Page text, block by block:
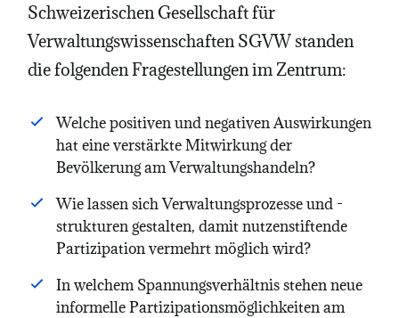
Schweizerischen Gesellschaft für
Verwaltungswissenschaften SGVW standen
die folgenden Fragestellungen im Zentrum:
Welche positiven und negativen Auswirkungen
hat eine verstärkte Mitwirkung der
Bevölkerung am Verwaltungshandeln?
Wie lassen sich Verwaltungsprozesse und -
strukturen gestalten, damit nutzenstiftende
Partizipation vermehrt möglich wird?
In welchem Spannungsverhältnis stehen neue
informelle Partizipationsmöglichkeiten am